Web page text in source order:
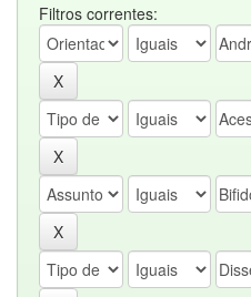
Filtros correntes: